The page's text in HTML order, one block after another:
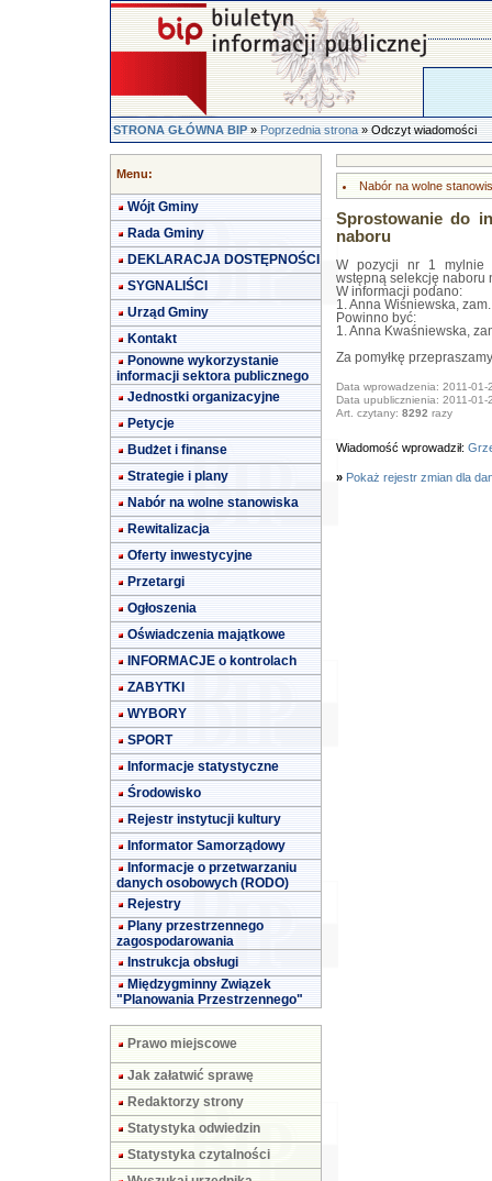
STRONA GŁÓWNA BIP»Poprzednia strona» Odczyt wiadomości
Menu:
Wójt Gminy
Rada Gminy
DEKLARACJA DOSTĘPNOŚCI
SYGNALIŚCI
Urząd Gminy
Kontakt
Ponowne wykorzystanie
informacji sektora publicznego
Jednostki organizacyjne
Petycje
Budżet i finanse
Strategie i plany
Nabór na wolne stanowiska
Rewitalizacja
Oferty inwestycyjne
Przetargi
Ogłoszenia
Oświadczenia majątkowe
INFORMACJE o kontrolach
ZABYTKI
WYBORY
SPORT
Informacje statystyczne
Środowisko
Rejestr instytucji kultury
Informator Samorządowy
Informacje o przetwarzaniu
danych osobowych (RODO)
Rejestry
Plany przestrzennego
zagospodarowania
Instrukcja obsługi
Międzygminny Związek
"Planowania Przestrzennego"
Prawo miejscowe
Jak załatwić sprawę
Redaktorzy strony
Statystyka odwiedzin
Statystyka czytalności
Nabór na wolne
Sprostowanie do
naboru
W pozycji nr 1 mylnie
wstępną selekcję naboru
W informacji podano:
1. Anna Wiśniewska,
Powinno być:
1. Anna Kwaśniewska,
Za pomyłkę
Data wprowadzenia: 2011-01-
Data upublicznienia: 2011-01-
Art. czytany: 8292 razy
Wiadomość wprowadził:
» Pokaż rejestr zmian dla